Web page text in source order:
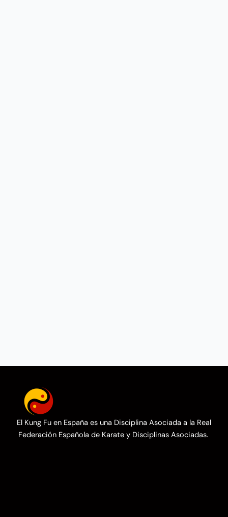
El Kung Fu en España es una Disciplina Asociada a la Real
Federación Española de Karate y Disciplinas Asociadas.